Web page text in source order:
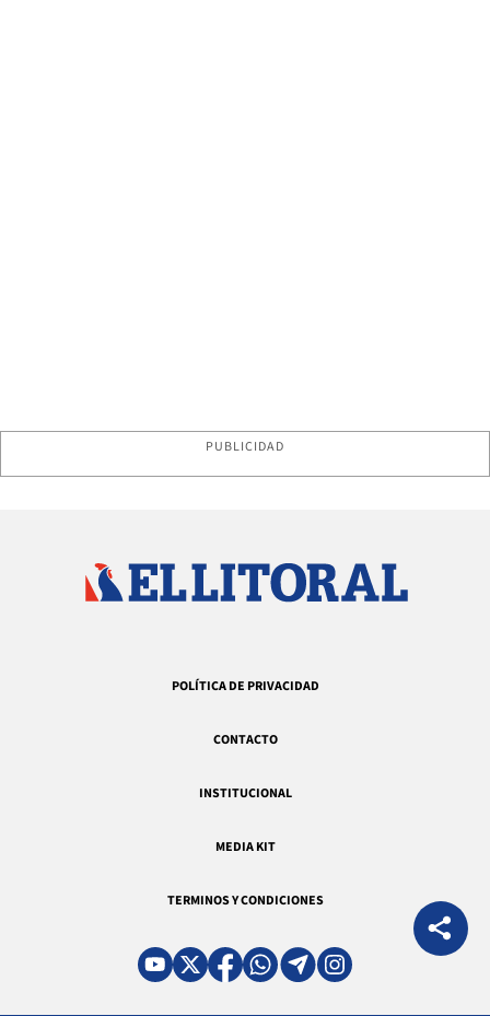
PUBLICIDAD
POLÍTICA DE PRIVACIDAD
CONTACTO
INSTITUCIONAL
MEDIA KIT
TERMINOS Y CONDICIONES